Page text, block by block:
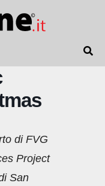
di FVG
Project
San